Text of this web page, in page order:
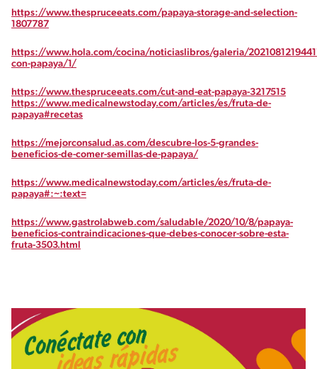
https://www.thespruceeats.com/papaya-storage-and-selection-
1807787
https://www.hola.com/cocina/noticiaslibros/galeria/
con-papaya/1/
https://www.thespruceeats.com/cut-and-eat-papaya-3217515
https://www.medicalnewstoday.com/articles/es/fruta-de-
papaya#recetas
https://mejorconsalud.as.com/descubre-los-5-grandes-
beneficios-de-comer-semillas-de-papaya/
https://www.medicalnewstoday.com/articles/es/fruta-de-
papaya#:~:text=
https://www.gastrolabweb.com/saludable/2020/10/8/papaya-
beneficios-contraindicaciones-que-debes-conocer-sobre-esta-
fruta-3503.html